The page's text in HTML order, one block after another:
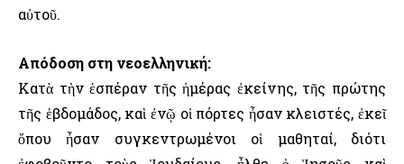
αὐτοῦ.
Απόδοση στη νεοελληνική:
Κατὰ τὴν ἑσπέραν τῆς ἡμέρας ἐκείνης, τῆς πρώτης
τῆς ἑβδομάδος, καὶ ἐνῷ οἱ πόρτες ἦσαν κλειστές, ἐκεῖ
ὅπου ἦσαν συγκεντρωμένοι οἱ μαθηταί, διότι